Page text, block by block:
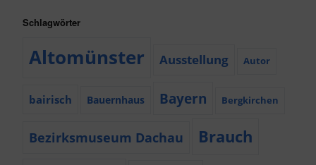
Schlagwörter
Altomünster Ausstellung Autor
bairisch Bauernhaus Bayern Bergkirchen
Bezirksmuseum Dachau Brauch